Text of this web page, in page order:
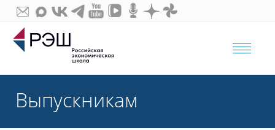
Выпускникам